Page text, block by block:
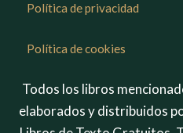
Política de privacidad
Política de cookies
Todos los libros
elaborados y distribuidos